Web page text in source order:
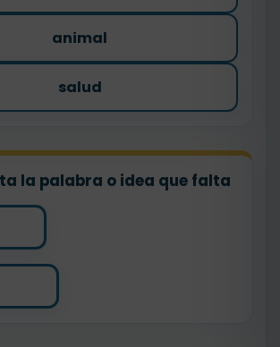
animal
salud
la palabra o idea que falta